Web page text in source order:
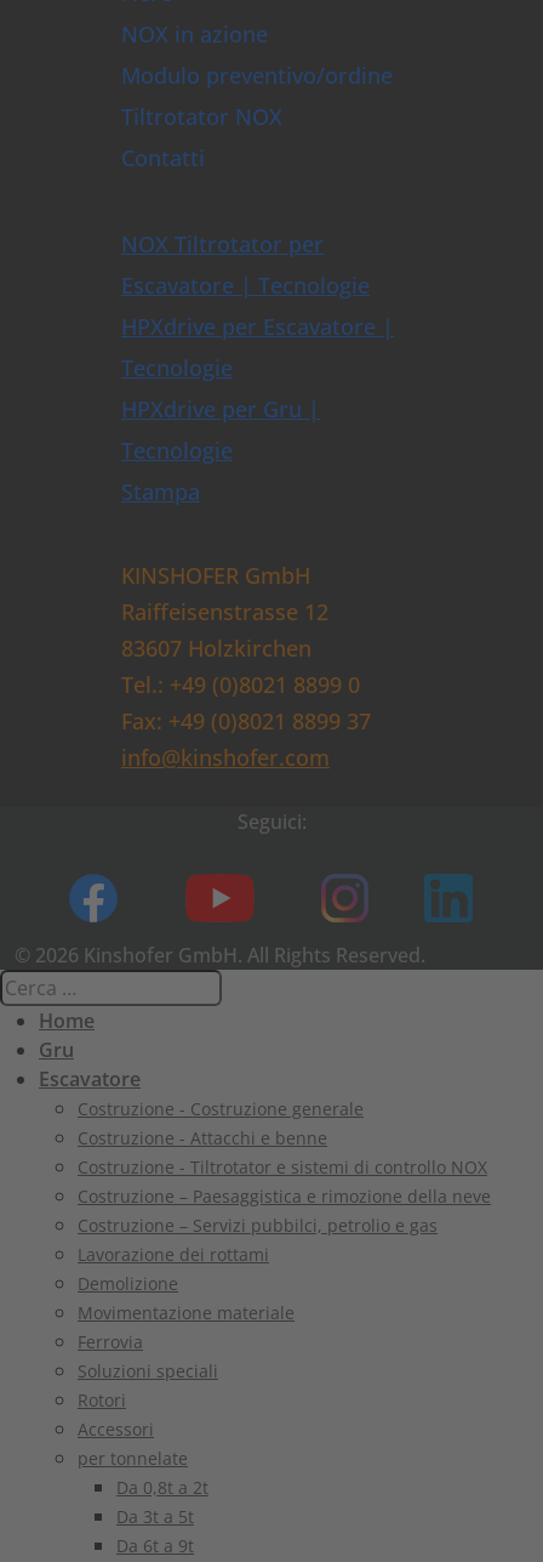
NOX in azione
Modulo preventivo/ordine
Tiltrotator NOX
Contatti
NOX Tiltrotator per
Escavatore | Tecnologie
HPXdrive per Escavatore |
Tecnologie
HPXdrive per Gru |
Tecnologie
Stampa
KINSHOFER GmbH
Raiffeisenstrasse 12
83607 Holzkirchen
Tel.: +49 (0)8021 8899 0
Fax: +49 (0)8021 8899 37
info@kinshofer.com
Seguici:
© 2026 Kinshofer GmbH. All Rights Reserved.
Home
Gru
Escavatore
Costruzione - Costruzione generale
Costruzione - Attacchi e benne
Costruzione - Tiltrotator e sistemi di controllo NOX
Costruzione – Paesaggistica e rimozione della neve
Costruzione – Servizi pubbilci, petrolio e gas
Lavorazione dei rottami
Demolizione
Movimentazione materiale
Ferrovia
Soluzioni speciali
Rotori
Accessori
per tonnelate
Da 0,8t a 2t
Da 3t a 5t
Da 6t a 9t